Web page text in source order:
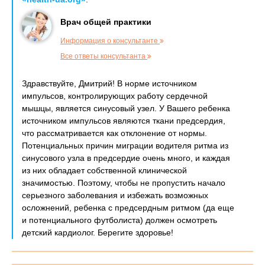
Врач общей практики
Информация о консультанте
Все ответы консультанта
Здравствуйте, Дмитрий! В норме источником
импульсов, контролирующих работу сердечной
мышцы, является синусовый узел. У Вашего ребенка
источником импульсов являются ткани предсердия,
что рассматривается как отклонение от нормы.
Потенциальных причин миграции водителя ритма из
синусового узла в предсердие очень много, и каждая
из них обладает собственной клинической
значимостью. Поэтому, чтобы не пропустить начало
серьезного заболевания и избежать возможных
осложнений, ребенка с предсердным ритмом (да еще
и потенциального футболиста) должен осмотреть
детский кардиолог. Берегите здоровье!